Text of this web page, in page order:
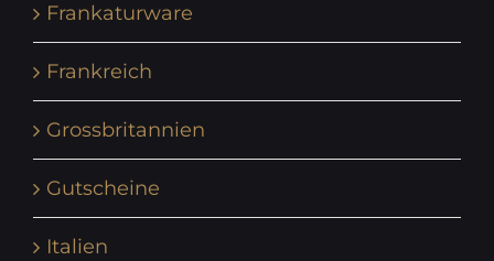
Frankaturware
Frankreich
Grossbritannien
Gutscheine
Italien